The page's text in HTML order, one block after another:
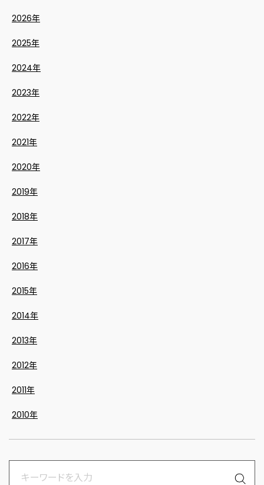
2026年
2025年
2024年
2023年
2022年
2021年
2020年
2019年
2018年
2017年
2016年
2015年
2014年
2013年
2012年
2011年
2010年